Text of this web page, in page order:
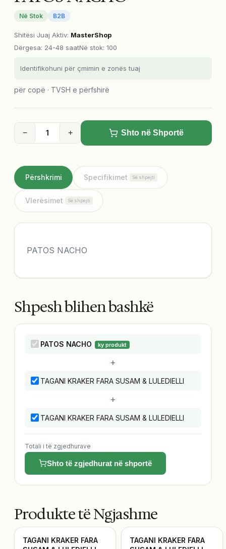
Në Stok B2B
Shitësi Juaj Aktiv: MasterShop
Dërgesa: 24-48 saatNë stok: 100
Identifikohuni për çmimin e zonës tuaj
për copë · TVSH e përfshirë
− + Shto në Shportë
Përshkrimi Specifikimet Së shpejti
Vlerësimet Së shpejti
PATOS NACHO
Shpesh blihen bashkë
PATOS NACHO ky produkt
+
TAGANI KRAKER FARA SUSAM & LULEDIELLI
+
TAGANI KRAKER FARA SUSAM & LULEDIELLI
Totali i të zgjedhurave
Shto të zgjedhurat në shportë
Produkte të Ngjashme
TAGANI KRAKER FARA
TAGANI KRAKER FARA